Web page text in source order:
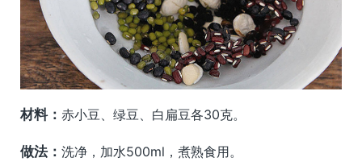
材料： 赤小豆、绿豆、白扁豆各30克。
做法： 洗净，加水500ml，煮熟食用。